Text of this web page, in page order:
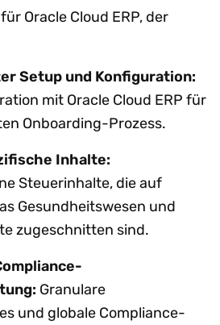
Oracle Cloud ERP, der
Setup und Konfiguration:
mit Oracle Cloud ERP für
Onboarding-Prozess.
Inhalte:
Steuerinhalte, die auf
Gesundheitswesen und
zugeschnitten sind.
Granulare
und globale Compliance-